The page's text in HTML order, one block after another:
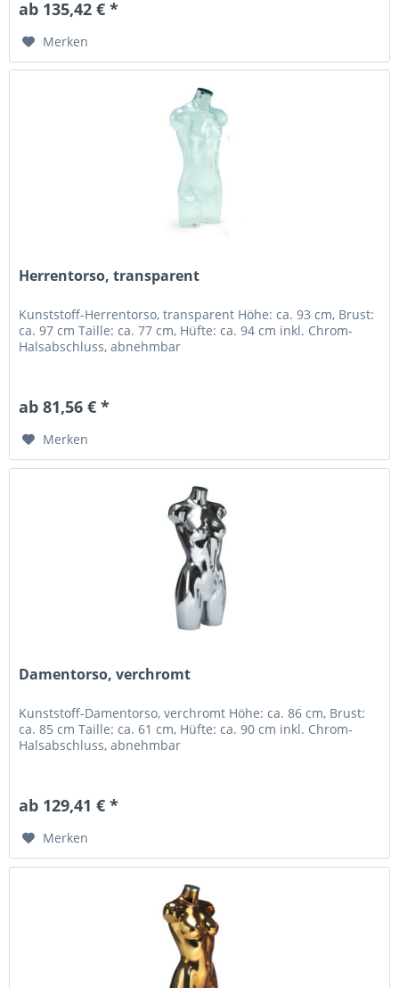
ab 135,42 € *
Merken
Herrentorso, transparent
Kunststoff-Herrentorso, transparent Höhe: ca. 93 cm, Brust:
ca. 97 cm Taille: ca. 77 cm, Hüfte: ca. 94 cm inkl. Chrom-
Halsabschluss, abnehmbar
ab 81,56 € *
Merken
Damentorso, verchromt
Kunststoff-Damentorso, verchromt Höhe: ca. 86 cm, Brust:
ca. 85 cm Taille: ca. 61 cm, Hüfte: ca. 90 cm inkl. Chrom-
Halsabschluss, abnehmbar
ab 129,41 € *
Merken